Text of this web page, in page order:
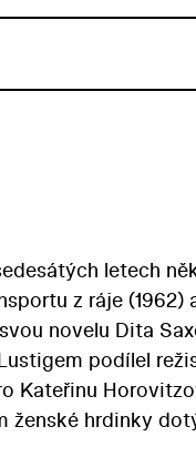
letech
z ráje
novelu Dita
podílel
Kateřinu
ženské hrdinky